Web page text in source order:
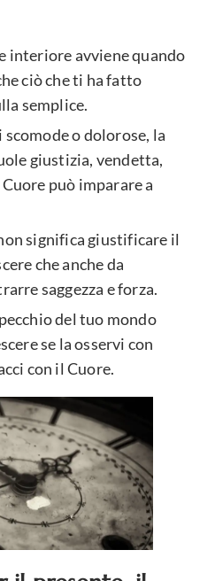
interiore avviene quando
ciò che ti ha fatto
semplice.
o dolorose, la
giustizia, vendetta,
può imparare a
significa giustificare il
che anche da
saggezza e forza.
del tuo mondo
se la osservi con
con il Cuore.